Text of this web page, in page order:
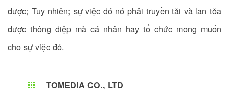
được; Tuy nhiên; sự việc đó nó phải truyền tải và lan tỏa
được thông điệp mà cá nhân hay tổ chức mong muốn
cho sự việc đó.
TOMEDIA CO., LTD